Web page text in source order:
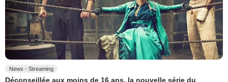
News - Streaming
Déconseillée aux moins de 16 ans, la nouvelle série du